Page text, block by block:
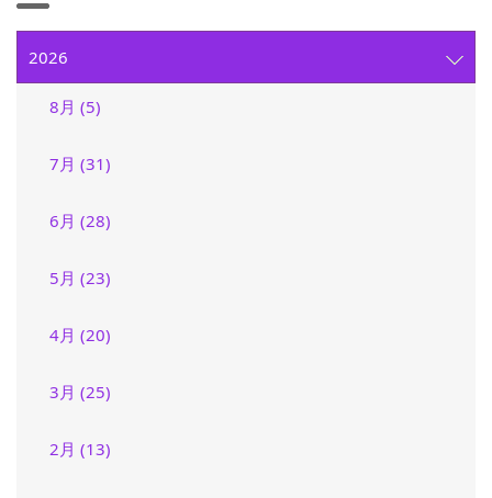
2026
8月 (5)
7月 (31)
6月 (28)
5月 (23)
4月 (20)
3月 (25)
2月 (13)